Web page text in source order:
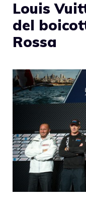
Louis
del
Rossa